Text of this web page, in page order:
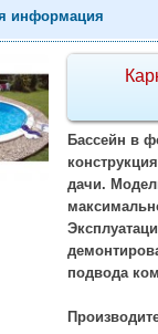
информация
Бассейн в
дачи.
подвода